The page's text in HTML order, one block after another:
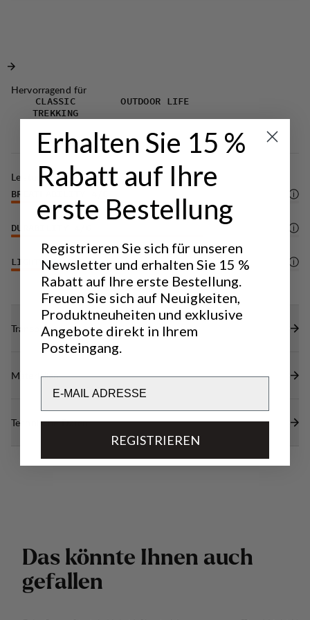
DWR-Imprägnierung (100% PFAS-frei), die
Wasser und Schmutz abweist.
Hervorragend für
CLASSIC
TREKKING
OUTDOOR LIFE
Leistung
BREATHABILITY
DURABILITY
LIGHTWEIGHT 3/6
Transparenz
Materialien
Technische Daten
Das könnte Ihnen auch
gefallen
Erhalten Sie 15 %
Rabatt auf Ihre
erste Bestellung
Registrieren Sie sich für unseren
Newsletter und erhalten Sie 15 %
Rabatt auf Ihre erste Bestellung.
Freuen Sie sich auf Neuigkeiten,
Produktneuheiten und exklusive
Angebote direkt in Ihrem
Posteingang.
REGISTRIEREN